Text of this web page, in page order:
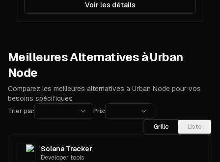
Voir les détails
Meilleures Alternatives à Urban
Node
Comparez les meilleures alternatives à Urban Node pour vos
besoins spécifiques
Trier par:
Prix:
Grille
Liste
Solana Tracker
Developer tools